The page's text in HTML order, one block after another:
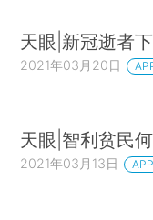
天眼|新冠逝者
2021年03月20日
天眼|智利贫民
2021年03月13日